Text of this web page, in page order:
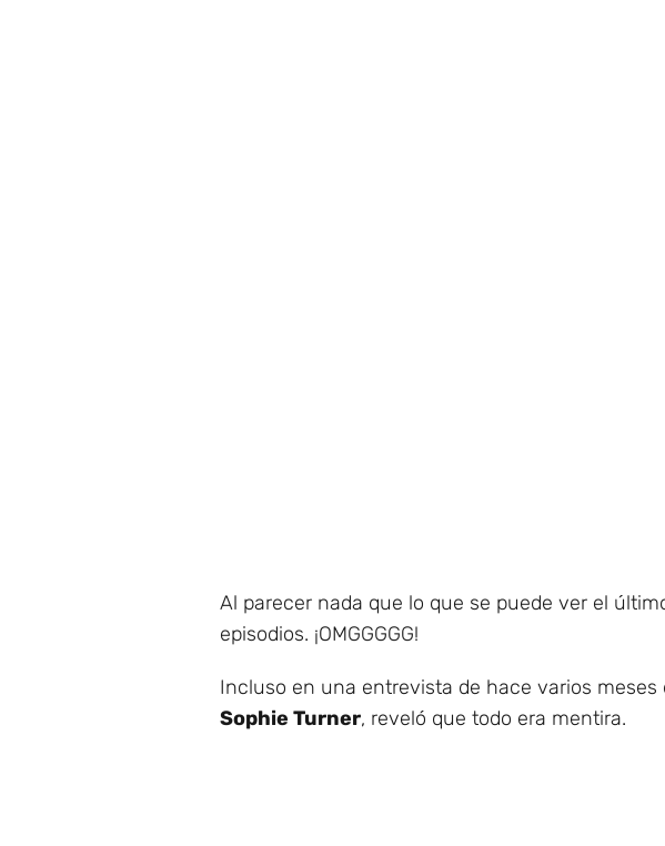
Al parecer nada que lo que se puede ver el
episodios. ¡OMGGGGG!
Incluso en una entrevista de hace varios
Sophie Turner, reveló que todo era mentira.